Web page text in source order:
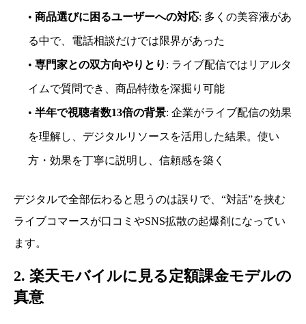
• 商品選びに困るユーザーへの対応: 多くの美容液があ
る中で、電話相談だけでは限界があった
• 専門家との双方向やりとり : ライブ配信ではリアルタ
イムで質問でき、商品特徴を深掘り可能
• 半年で視聴者数13倍の背景: 企業がライブ配信の効果
を理解し、デジタルリソースを活用した結果。使い
方・効果を丁寧に説明し、信頼感を築く
デジタルで全部伝わると思うのは誤りで、“対話”を挟む
ライブコマースが口コミやSNS拡散の起爆剤になってい
ます。
2. 楽天モバイルに見る定額課金モデルの
真意